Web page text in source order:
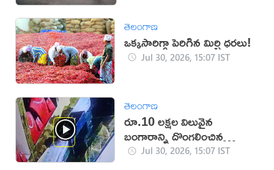
తెలంగాణ
ఒక్కసారిగ్గా పెరిగిన మిర్చి ధరలు!
Jul 30, 2026, 15:07 IST
తెలంగాణ
రూ.10 లక్షల విలువైన
బంగారాన్ని దొంగలించిన
‘ఎలుక’ (వీడియో)
Jul 30, 2026, 15:07 IST